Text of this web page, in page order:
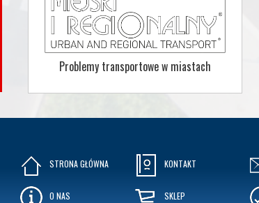
Problemy transportowe w miastach
STRONA GŁÓWNA
O NAS
KONTAKT
SKLEP